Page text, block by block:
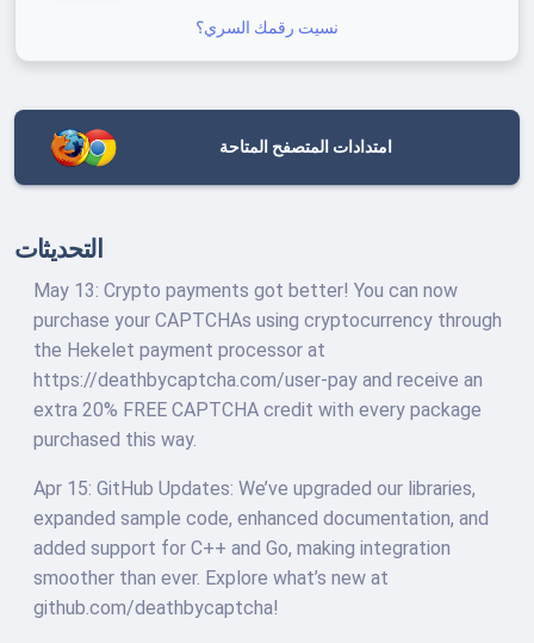
نسيت رقمك السري؟
امتدادات المتصفح المتاحة
التحديثات
May 13: Crypto payments got better! You can now
purchase your CAPTCHAs using cryptocurrency through
the Hekelet payment processor at
https://deathbycaptcha.com/user-pay and receive an
extra 20% FREE CAPTCHA credit with every package
purchased this way.
Apr 15: GitHub Updates: We’ve upgraded our libraries,
expanded sample code, enhanced documentation, and
added support for C++ and Go, making integration
smoother than ever. Explore what’s new at
github.com/deathbycaptcha!